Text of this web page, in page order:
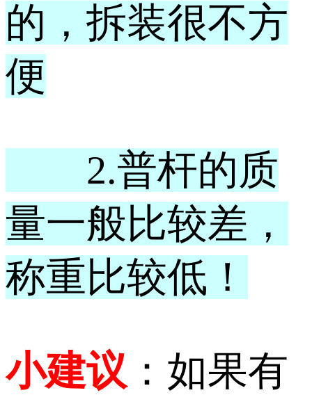
的，拆装很不方
便
2.普杆的质
量一般比较差，
称重比较低！
小建议 ：如果有